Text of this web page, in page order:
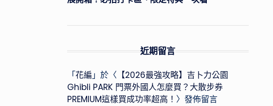
近期留言
「花編」於〈 【2026最強攻略】吉卜力公園
Ghibli PARK 門票外國人怎麼買？大散步券
PREMIUM這樣買成功率超高！ 〉發佈留言